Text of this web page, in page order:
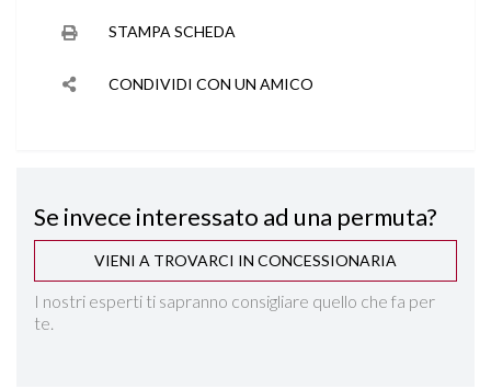
DISATTIVAZIONE AIRBAG LATO PASSEGGERO
FRENATA DI EMERGENZA INTELLIGENTE
FRENATA DI EMERGENZA ACTIVE PDC
STAMPA SCHEDA
CONDIVIDI CON UN AMICO
Se invece interessato ad una permuta?
VIENI A TROVARCI IN CONCESSIONARIA
I nostri esperti ti sapranno consigliare quello che fa per
te.